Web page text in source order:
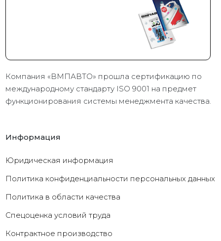
Компания «ВМПАВТО» прошла сертификацию по
международному стандарту ISO 9001 на предмет
функционирования системы менеджмента качества.
Информация
Юридическая информация
Политика конфиденциальности персональных данных
Политика в области качества
Cпецоценка условий труда
Контрактное производство